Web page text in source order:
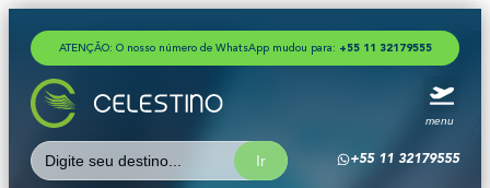
ATENÇÃO: O nosso número de WhatsApp mudou para: + 55 1 1 321 79555
menu
Search
for:
+55 11 32179555